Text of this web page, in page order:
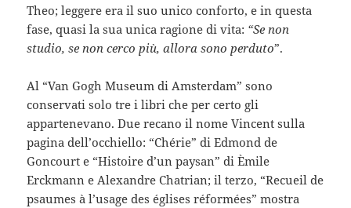
Theo; leggere era il suo unico conforto, e in questa
fase, quasi la sua unica ragione di vita: “Se non
studio, se non cerco più, allora sono perduto”.
Al “Van Gogh Museum di Amsterdam” sono
conservati solo tre i libri che per certo gli
appartenevano. Due recano il nome Vincent sulla
pagina dell’occhiello: “Chérie” di Edmond de
Goncourt e “Histoire d’un paysan” di Èmile
Erckmann e Alexandre Chatrian; il terzo, “Recueil de
psaumes à l’usage des églises réformées” mostra